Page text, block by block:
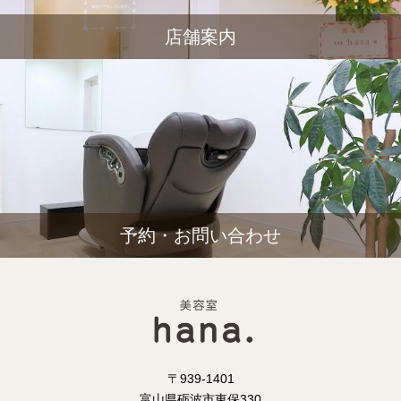
店舗案内
予約・お問い合わせ
〒939-1401